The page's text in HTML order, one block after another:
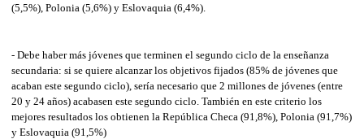
(5,5%), Polonia (5,6%) y Eslovaquia (6,4%).
- Debe haber más jóvenes que terminen el segundo ciclo de la enseñanza
secundaria: si se quiere alcanzar los objetivos fijados (85% de jóvenes que
acaban este segundo ciclo), sería necesario que 2 millones de jóvenes (entre
20 y 24 años) acabasen este segundo ciclo. También en este criterio los
mejores resultados los obtienen la República Checa (91,8%), Polonia (91,7%)
y Eslovaquia (91,5%)